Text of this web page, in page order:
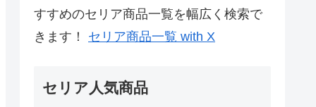
すすめのセリア商品一覧を幅広く検索で
きます！ セリア商品一覧 with X
セリア人気商品